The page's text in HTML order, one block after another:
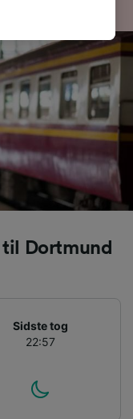
Dortmund
Sidste tog
22:57
blive brugt til
os om ikke at
data for at
på en
af